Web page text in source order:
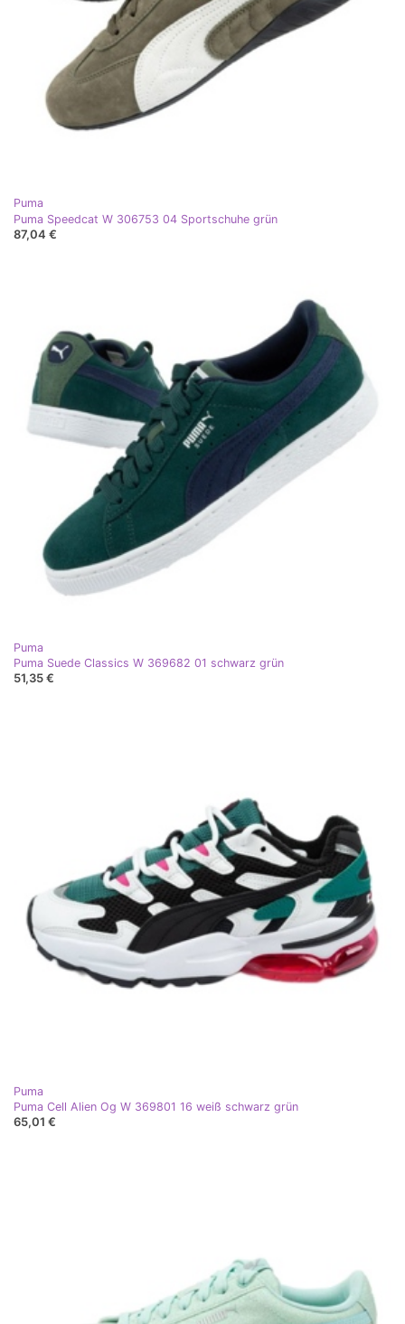
Puma
Puma Speedcat W 306753 04 Sportschuhe grün
87,04 €
Puma
Puma Suede Classics W 369682 01 schwarz grün
51,35 €
Puma
Puma Cell Alien Og W 369801 16 weiß schwarz grün
65,01 €